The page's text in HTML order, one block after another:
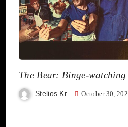
The Bear: Binge-watching
Stelios Kr October 30,